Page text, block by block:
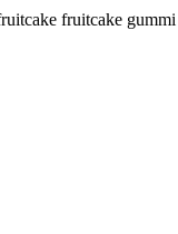
fruitcake